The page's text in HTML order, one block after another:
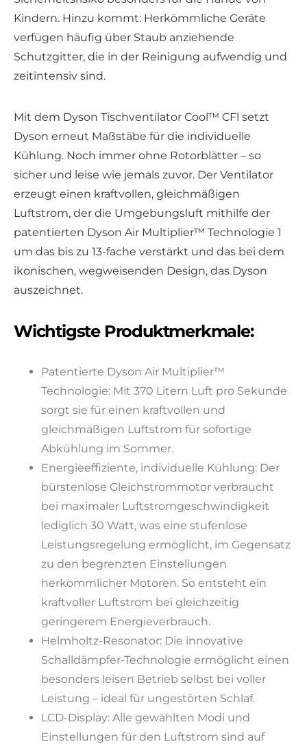
Kindern. Hinzu kommt: Herkömmliche Geräte
verfügen häufig über Staub anziehende
Schutzgitter, die in der Reinigung aufwendig und
zeitintensiv sind.
Mit dem Dyson Tischventilator Cool™ CFl setzt
Dyson erneut Maßstäbe für die individuelle
Kühlung. Noch immer ohne Rotorblätter – so
sicher und leise wie jemals zuvor. Der Ventilator
erzeugt einen kraftvollen, gleichmäßigen
Luftstrom, der die Umgebungsluft mithilfe der
patentierten Dyson Air Multiplier™ Technologie 1
um das bis zu 13-fache verstärkt und das bei dem
ikonischen, wegweisenden Design, das Dyson
auszeichnet.
Wichtigste Produktmerkmale:
Patentierte Dyson Air Multiplier™
Technologie: Mit 370 Litern Luft pro Sekunde
sorgt sie für einen kraftvollen und
gleichmäßigen Luftstrom für sofortige
Abkühlung im Sommer.
Energieeffiziente, individuelle Kühlung: Der
bürstenlose Gleichstrommotor verbraucht
bei maximaler Luftstromgeschwindigkeit
lediglich 30 Watt, was eine stufenlose
Leistungsregelung ermöglicht, im Gegensatz
zu den begrenzten Einstellungen
herkömmlicher Motoren. So entsteht ein
kraftvoller Luftstrom bei gleichzeitig
geringerem Energieverbrauch.
Helmholtz-Resonator: Die innovative
Schalldämpfer-Technologie ermöglicht einen
besonders leisen Betrieb selbst bei voller
Leistung – ideal für ungestörten Schlaf.
LCD-Display: Alle gewählten Modi und
Einstellungen für den Luftstrom sind auf